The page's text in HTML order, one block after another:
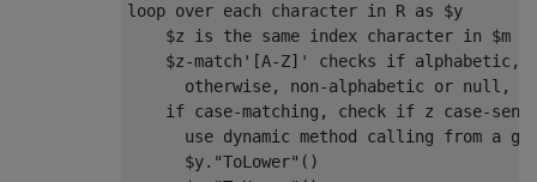
loop over each character in R as $y
    $z
is the same index character in $m
    $z
-match '[A-Z]' checks if alphabetic ,
      otherwise
, non-alphabetic or null ,
if case-matching , check if z case-
use dynamic method calling from a
      $y
. "ToLower" ()